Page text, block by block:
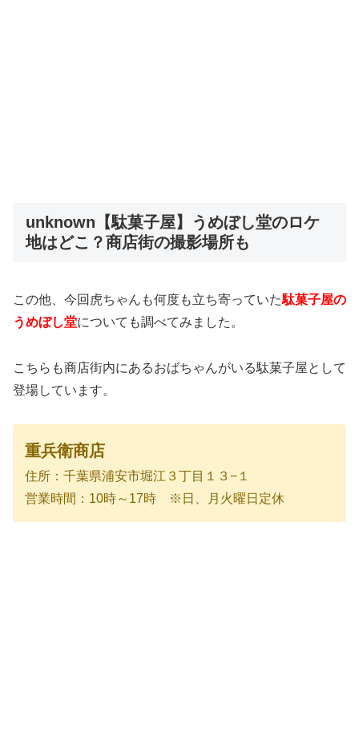
unknown【駄菓子屋】うめぼし堂のロケ
地はどこ？商店街の撮影場所も
この他、今回虎ちゃんも何度も立ち寄っていた駄菓子屋の
うめぼし堂についても調べてみました。
こちらも商店街内にあるおばちゃんがいる駄菓子屋として
登場しています。
重兵衛商店
住所：千葉県浦安市堀江３丁目１３−１
営業時間：10時～17時 ※日、月火曜日定休